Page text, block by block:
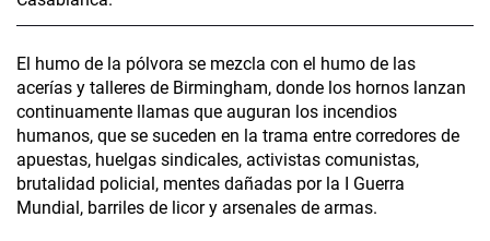
El humo de la pólvora se mezcla con el humo de las
acerías y talleres de Birmingham, donde los hornos lanzan
continuamente llamas que auguran los incendios
humanos, que se suceden en la trama entre corredores de
apuestas, huelgas sindicales, activistas comunistas,
brutalidad policial, mentes dañadas por la I Guerra
Mundial, barriles de licor y arsenales de armas.